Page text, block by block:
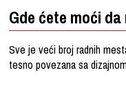
Gde ćete moći
Sve je veći broj radnih
tesno povezana sa